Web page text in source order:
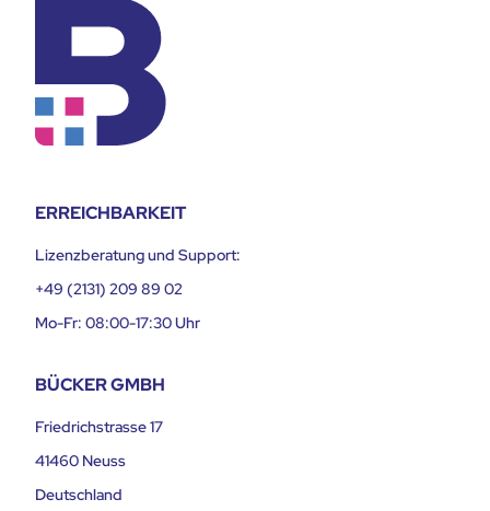
ERREICHBARKEIT
Lizenzberatung und Support:
+49 (2131) 209 89 02
Mo-Fr: 08:00-17:30 Uhr
BÜCKER GMBH
Friedrichstrasse 17
41460 Neuss
Deutschland